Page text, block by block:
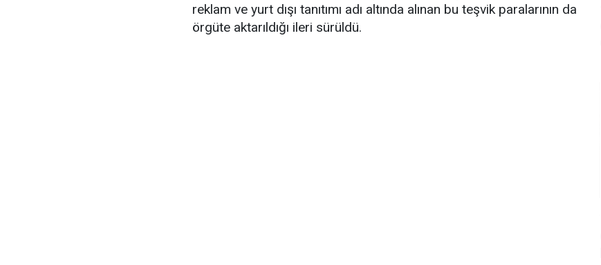
reklam ve yurt dışı tanıtımı adı altında alınan bu teşvik paralarının da
örgüte aktarıldığı ileri sürüldü.